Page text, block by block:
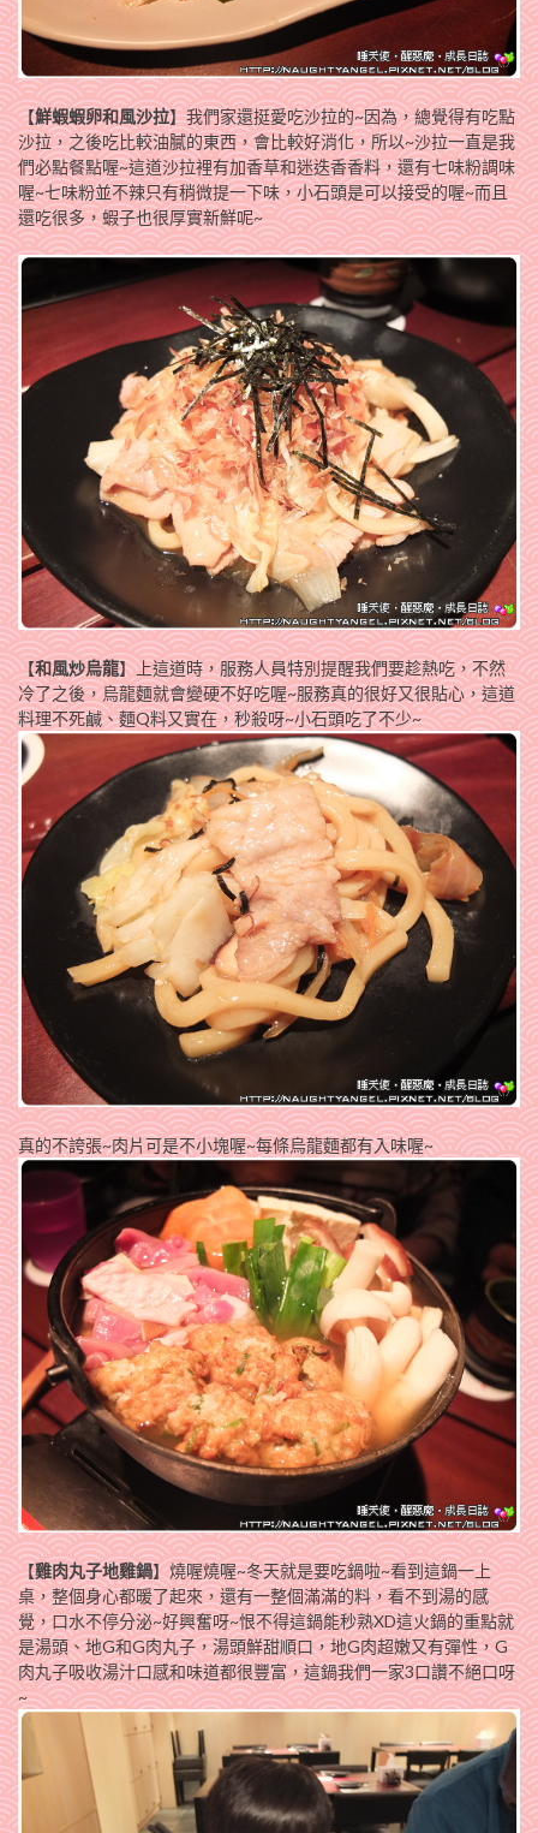
【鮮蝦蝦卵和風沙拉】我們家還挺愛吃沙拉的~因為，總覺得有吃點
沙拉，之後吃比較油膩的東西，會比較好消化，所以~沙拉一直是我
們必點餐點喔~這道沙拉裡有加香草和迷迭香香料，還有七味粉調味
喔~七味粉並不辣只有稍微提一下味，小石頭是可以接受的喔~而且
還吃很多，蝦子也很厚實新鮮呢~
【和風炒烏龍】上這道時，服務人員特別提醒我們要趁熱吃，不然
冷了之後，烏龍麵就會變硬不好吃喔~服務真的很好又很貼心，這道
料理不死鹹、麵Q料又實在，秒殺呀~小石頭吃了不少~
真的不誇張~肉片可是不小塊喔~每條烏龍麵都有入味喔~
【雞肉丸子地雞鍋】燒喔燒喔~冬天就是要吃鍋啦~看到這鍋一上
桌，整個身心都暖了起來，還有一整個滿滿的料，看不到湯的感
覺，口水不停分泌~好興奮呀~恨不得這鍋能秒熟XD這火鍋的重點就
是湯頭、地G和G肉丸子，湯頭鮮甜順口，地G肉超嫩又有彈性，G
肉丸子吸收湯汁口感和味道都很豐富，這鍋我們一家3口讚不絕口呀
~